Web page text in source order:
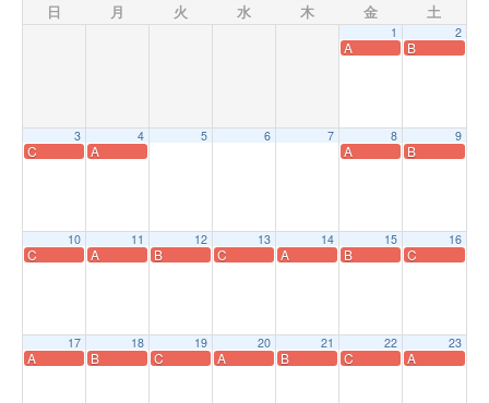
日 月 火 水 木 金 土
1
A
2
B
3
C
4
A
5 6 7 8
A
9
B
10
C
11
A
12
B
13
C
14
A
15
B
16
C
17
A
18
B
19
C
20
A
21
B
22
C
23
A